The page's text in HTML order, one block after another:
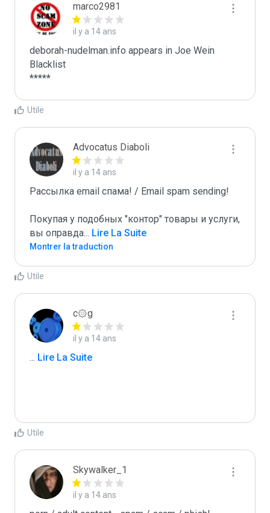
marco2981
il y a 14 ans
deborah-nudelman.info appears in Joe Wein
Blacklist
*****
Utile
Advocatus Diaboli
il y a 14 ans
Рассылка email спама! / Email spam sending!
Покупая у подобных "контор" товары и услуги,
вы оправда... Lire La Suite
Montrer la traduction
Utile
c۞g
il y a 14 ans
... Lire La Suite
Utile
Skywalker_1
il y a 14 ans